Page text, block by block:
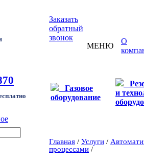
Заказать
обратный
звонок
МЕНЮ
О
Газовое
оборудование
и
Главная / Услуги /
процессами /